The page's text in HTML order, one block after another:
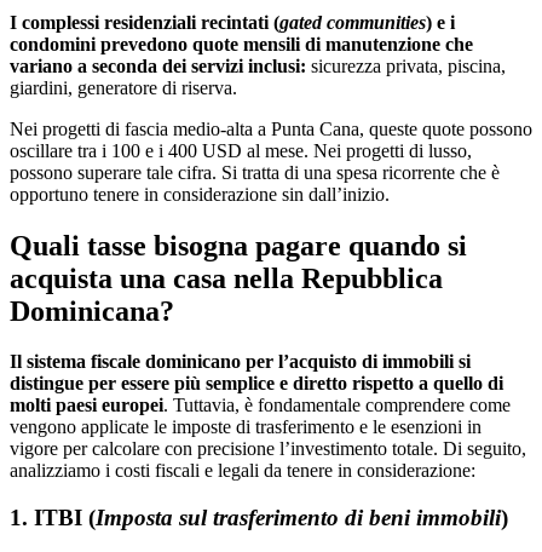
I complessi residenziali recintati (gated communities) e i
condomini prevedono quote mensili di manutenzione che
variano a seconda dei servizi inclusi: sicurezza privata, piscina,
giardini, generatore di riserva.
Nei progetti di fascia medio-alta a Punta Cana, queste quote possono
oscillare tra i 100 e i 400 USD al mese. Nei progetti di lusso,
possono superare tale cifra. Si tratta di una spesa ricorrente che è
opportuno tenere in considerazione sin dall’inizio.
Quali tasse bisogna pagare quando si
acquista una casa nella Repubblica
Dominicana?
Il sistema fiscale dominicano per l’acquisto di immobili si
distingue per essere più semplice e diretto rispetto a quello di
molti paesi europei. Tuttavia, è fondamentale comprendere come
vengono applicate le imposte di trasferimento e le esenzioni in
vigore per calcolare con precisione l’investimento totale. Di seguito,
analizziamo i costi fiscali e legali da tenere in considerazione:
1. ITBI (Imposta sul trasferimento di beni immobili)